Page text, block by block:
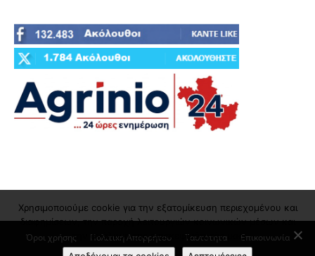
Όροι χρήσης Πολιτική Απορρήτου Ταυτότητα Επικοινωνία
Χρησιμοποιούμε cookie για την εξατομίκευση περιεχομένου και
διαφημίσεων, την παροχή λειτουργιών κοινωνικών μέσων και
την ανάλυση της επισκεψιμότητάς μας